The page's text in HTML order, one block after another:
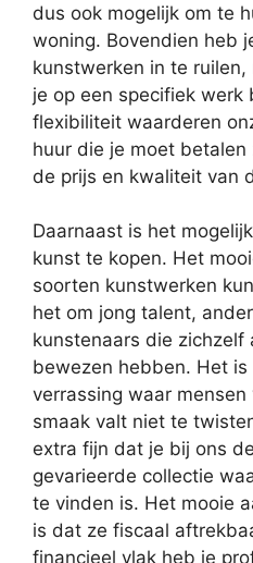
dus ook mogelijk om te
woning. Bovendien heb
kunstwerken in te
je op een specifiek werk
flexibiliteit waarderen
huur die je moet betalen
de prijs en kwaliteit van
Daarnaast is het
kunst te kopen. Het
soorten kunstwerken
het om jong talent,
kunstenaars die zichzelf
bewezen hebben. Het
verrassing waar mensen
smaak valt niet te
extra fijn dat je bij ons
gevarieerde collectie
te vinden is. Het mooie
is dat ze fiscaal
financieel vlak heb je